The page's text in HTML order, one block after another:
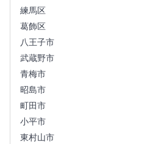
練馬区
葛飾区
八王子市
武蔵野市
青梅市
昭島市
町田市
小平市
東村山市